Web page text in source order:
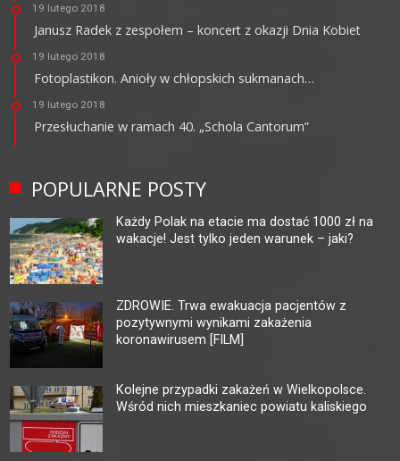
19 lutego 2018
Janusz Radek z zespołem – koncert z okazji Dnia Kobiet
19 lutego 2018
Fotoplastikon. Anioły w chłopskich sukmanach…
19 lutego 2018
Przesłuchanie w ramach 40. „Schola Cantorum”
POPULARNE POSTY
Każdy Polak na etacie ma dostać 1000 zł na
wakacje! Jest tylko jeden warunek – jaki?
ZDROWIE. Trwa ewakuacja pacjentów z
pozytywnymi wynikami zakażenia
koronawirusem [FILM]
Kolejne przypadki zakażeń w Wielkopolsce.
Wśród nich mieszkaniec powiatu kaliskiego